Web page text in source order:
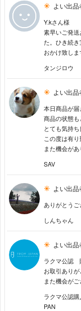
よい出
Y.kさん様
素早いご発
た。ひき続
おかけ致しま
タンジロウ
よい出
本日商品が届
商品の状態も
とても気持
この度は有り
また機会が
SAV
よい出
ありがとう
しんちゃん
よい出
ラクマ公認
お取引ありが
また機会が
ラクマ公認
PAN